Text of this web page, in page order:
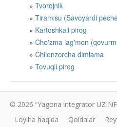
Tvorojnik
Tiramisu (Savoyardi
Kartoshkali pirog
Cho'zma lag'mon
Chilonzorcha dimlama
Tovuqli pirog
© 2026 “Yagona integrator
Loyiha haqida
Qoidalar